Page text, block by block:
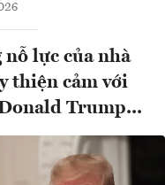
lực của nhà
thiện cảm với
Trump...